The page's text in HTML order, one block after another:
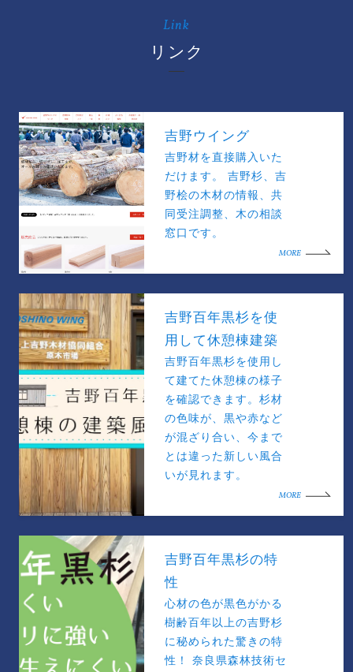
Link
リンク
吉野ウイング
吉野材を直接購入いた
だけます。 吉野杉、吉
野桧の木材の情報、共
同受注調整、木の相談
窓口です。
MORE
吉野百年黒杉を使
用して休憩棟建築
吉野百年黒杉を使用し
て建てた休憩棟の様子
を確認できます。杉材
の色味が、黒や赤など
が混ざり合い、今まで
とは違った新しい風合
いが見れます。
MORE
吉野百年黒杉の特
性
心材の色が黒色がかる
樹齢百年以上の吉野杉
に秘められた驚きの特
性！ 奈良県森林技術セ